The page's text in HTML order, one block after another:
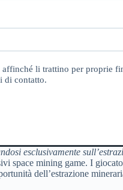
li trattino per proprie
di contatto.
esclusivamente
space mining game. I
dell’estrazione